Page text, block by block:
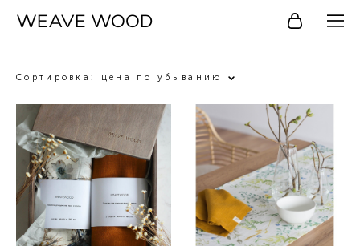
WEAVE WOOD
Сортировка: цена по убыванию